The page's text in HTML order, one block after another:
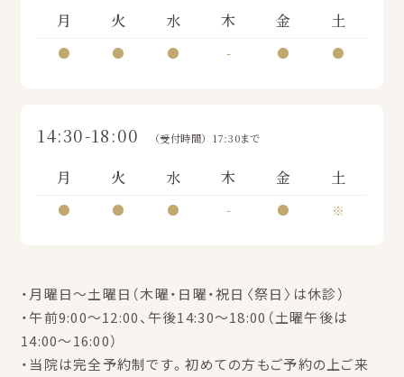
月 火 水 木 金 土
● ● ● - ● ●
14:30-18:00 （受付時間）17:30まで
月 火 水 木 金 土
● ● ● - ● ※
・月曜日～土曜日（木曜・日曜・祝日〈祭日〉は休診）
・午前9:00～12:00、午後14:30～18:00（土曜午後は
14:00～16:00）
・当院は完全予約制です。初めての方もご予約の上ご来